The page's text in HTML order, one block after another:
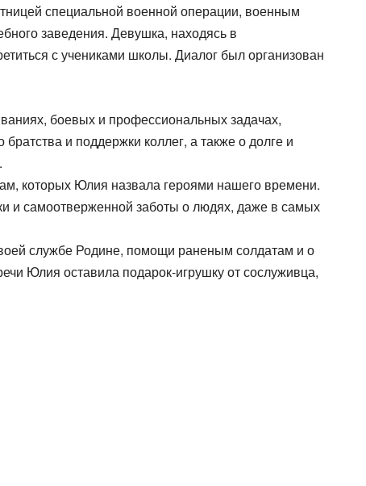
специальной военной операции, военным
заведения. Девушка, находясь в
с учениками школы. Диалог был организован
боевых и профессиональных задачах,
и поддержки коллег, а также о долге и
которых Юлия назвала героями нашего времени.
и самоотверженной заботы о людях, даже в самых
службе Родине, помощи раненым солдатам и о
Юлия оставила подарок-игрушку от сослуживца,